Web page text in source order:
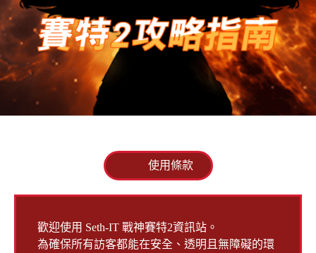
使用條款
歡迎使用 Seth-IT 戰神賽特2資訊站。
為確保所有訪客都能在安全、透明且無障礙的環